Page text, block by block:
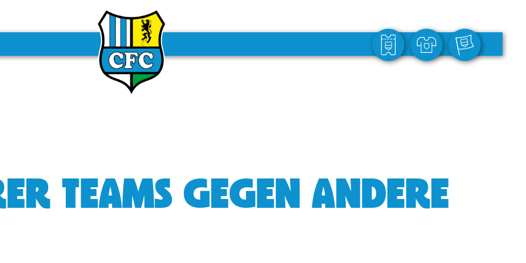
TEAMS GEGEN ANDERE